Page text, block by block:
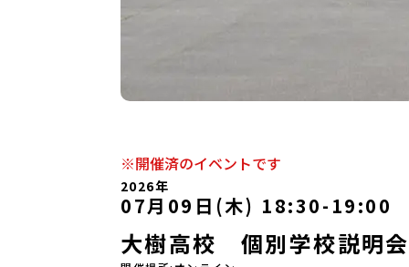
※開催済のイベントです
2026年
07月09日(木) 18:30- 19:00
大樹高校 個別学校説明会